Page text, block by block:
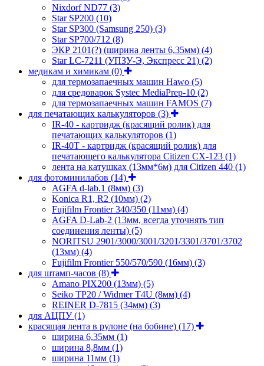
Nixdorf ND77 (3)
Star SP200 (10)
Star SP300 (Samsung 250) (3)
Star SP700/712 (8)
ЭКР 2101(?) (ширина ленты 6,35мм) (4)
Star LC-7211 (УПЗУ-Э, Экспресс 21) (2)
медикам и химикам (0)
для термозапаечных машин Hawo (5)
для средоварок Systec MediaPrep-10 (2)
для термозапаечных машин FAMOS (7)
для печатающих калькуляторов (3)
IR-40 - картридж (красящий ролик) для
печатающих калькуляторов (1)
IR-40T - картридж (красящий ролик) для
печатающего калькулятора Citizen CX-123 (1)
лента на катушках (13мм*6м) для Citizen 440 (1)
для фотоминилабов (14)
AGFA d-lab.1 (8мм) (3)
Konica R1, R2 (10мм) (2)
Fujifilm Frontier 340/350 (11мм) (4)
AGFA D-Lab-2 (13мм, всегда уточнять тип
соединения ленты) (5)
NORITSU 2901/3000/3001/3201/3301/3701/3702
(13мм) (4)
Fujifilm Frontier 550/570/590 (16мм) (3)
для штамп-часов (8)
Amano PIX200 (13мм) (5)
Seiko TP20 / Widmer T4U (8мм) (4)
REINER D-7815 (34мм) (3)
для АЦПУ(1)
красящая лента в рулоне (на бобине) (17)
ширина 6,35мм (1)
ширина 8,8мм (1)
ширина 11мм (1)